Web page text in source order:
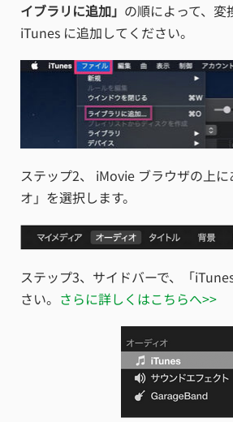
イブラリに追加」 の順によって、変
iTunes に追加してください。
ステップ2、 iMovie ブラウザの上に
オ」を選択します。
ステップ3、サイドバーで、「
さい。 さらに詳しくはこちらへ>>